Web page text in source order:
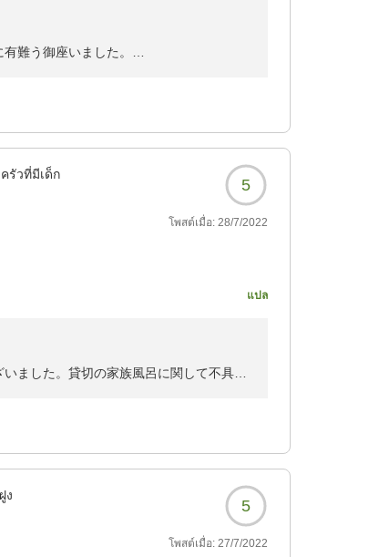
歳児連れにはとても
営業の時間に行け
でした。タコのお
。
を注文しました
とっておきます。
を変えてまた泊ま
てもよく、マスクで
難う御座いました。
間となりました
場スタッフ一同本当に慶びを感じる時間
存です
รัวที่มีเด็ก
5
。
โพสต์เมื่อ: 28/7/2022
แปล
ました。貸切の家族風呂に関して不具合
ง
5
โพสต์เมื่อ: 27/7/2022